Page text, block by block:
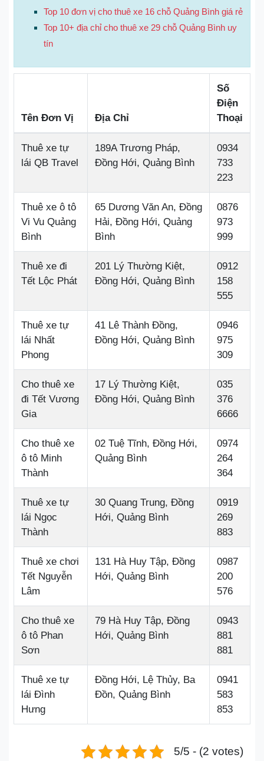
Top 10 đơn vị cho thuê xe 16 chỗ Quảng Bình giá rẻ
Top 10+ địa chỉ cho thuê xe 29 chỗ Quảng Bình uy
tín
Tên Đơn Vị Địa Chỉ
Số
Điện
Thoại
Thuê xe tự
lái QB Travel
189A Trương Pháp,
Đồng Hới, Quảng Bình
0934
733
223
Thuê xe ô tô
Vi Vu Quảng
Bình
65 Dương Văn An, Đồng
Hải, Đồng Hới, Quảng
Bình
0876
973
999
Thuê xe đi
Tết Lộc Phát
201 Lý Thường Kiệt,
Đồng Hới, Quảng Bình
0912
158
555
Thuê xe tự
lái Nhất
Phong
41 Lê Thành Đồng,
Đồng Hới, Quảng Bình
0946
975
309
Cho thuê xe
đi Tết Vương
Gia
17 Lý Thường Kiệt,
Đồng Hới, Quảng Bình
035
376
6666
Cho thuê xe
ô tô Minh
Thành
02 Tuệ Tĩnh, Đồng Hới,
Quảng Bình
0974
264
364
Thuê xe tự
lái Ngọc
Thành
30 Quang Trung, Đồng
Hới, Quảng Bình
0919
269
883
Thuê xe chơi
Tết Nguyễn
Lâm
131 Hà Huy Tập, Đồng
Hới, Quảng Bình
0987
200
576
Cho thuê xe
ô tô Phan
Sơn
79 Hà Huy Tập, Đồng
Hới, Quảng Bình
0943
881
881
Thuê xe tự
lái Đình
Hưng
Đồng Hới, Lệ Thủy, Ba
Đồn, Quảng Bình
0941
583
853
5/5 - (2 votes)